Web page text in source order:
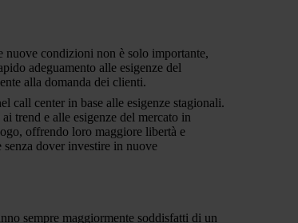
nuove condizioni non è solo importante,
adeguamento alle esigenze del
alla domanda dei clienti.
call center in base alle esigenze stagionali.
trend e alle esigenze del mercato in
offrendo loro maggiore libertà e
dover investire in nuove
sempre maggiormente soddisfatti di un